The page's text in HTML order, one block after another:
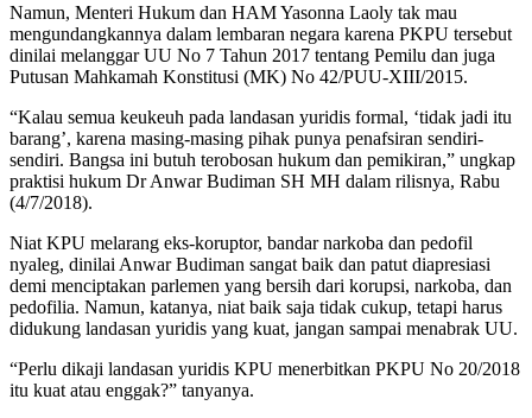
Namun, Menteri Hukum dan HAM Yasonna Laoly tak mau
mengundangkannya dalam lembaran negara karena PKPU tersebut
dinilai melanggar UU No 7 Tahun 2017 tentang Pemilu dan juga
Putusan Mahkamah Konstitusi (MK) No 42/PUU-XIII/2015.
“Kalau semua keukeuh pada landasan yuridis formal, ‘tidak jadi itu
barang’, karena masing-masing pihak punya penafsiran sendiri-
sendiri. Bangsa ini butuh terobosan hukum dan pemikiran,” ungkap
praktisi hukum Dr Anwar Budiman SH MH dalam rilisnya, Rabu
(4/7/2018).
Niat KPU melarang eks-koruptor, bandar narkoba dan pedofil
nyaleg, dinilai Anwar Budiman sangat baik dan patut diapresiasi
demi menciptakan parlemen yang bersih dari korupsi, narkoba, dan
pedofilia. Namun, katanya, niat baik saja tidak cukup, tetapi harus
didukung landasan yuridis yang kuat, jangan sampai menabrak UU.
“Perlu dikaji landasan yuridis KPU menerbitkan PKPU No 20/2018
itu kuat atau enggak?” tanyanya.